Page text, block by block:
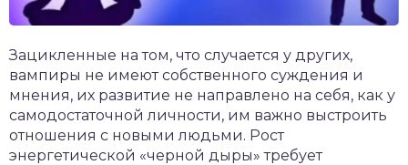
Зацикленные на том, что случается у других,
вампиры не имеют собственного суждения и
мнения, их развитие не направлено на себя, как у
самодостаточной личности, им важно выстроить
отношения с новыми людьми. Рост
энергетической «черной дыры» требует